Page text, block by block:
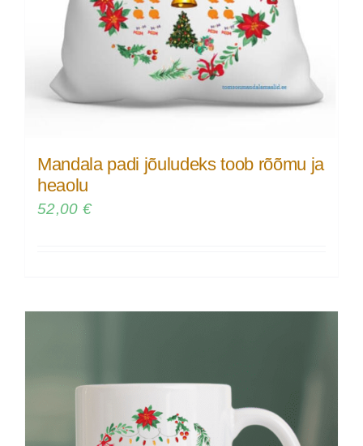
Mandala padi jõuludeks toob rõõmu ja
heaolu
52,00 €